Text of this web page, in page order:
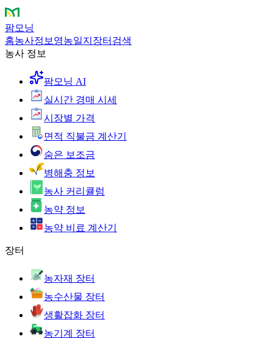
팜모닝
홈농사정보 영농일지 장터 검색
농사 정보
팜모닝 AI
실시간 경매 시세
시장별 가격
면적 직불금 계산기
숨은 보조금
병해충 정보
농사 커리큘럼
농약 정보
농약 비료 계산기
장터
농자재 장터
농수산물 장터
생활잡화 장터
농기계 장터